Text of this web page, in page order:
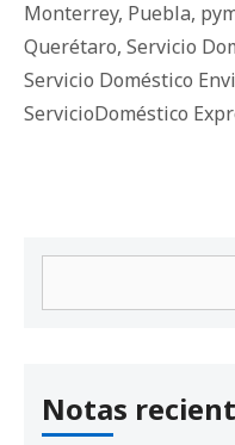
Monterrey, Puebla,
Querétaro, Servicio
Servicio Doméstico
ServicioDoméstico
Notas